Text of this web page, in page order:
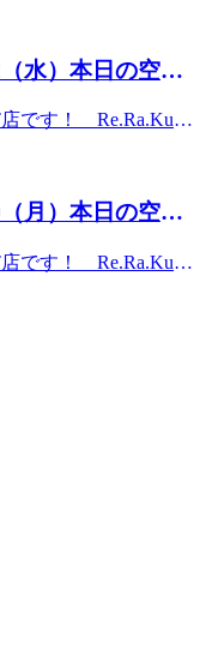
水天宮前T-CAT店
で10分無料特典プレ
な情報を配信中で
待ちしております
●・○
○・●・○ ●営業時
蔵門線“水天宮前
ナルのビル内２階。
結 東京メトロ日比
ロ東西線 茅場町駅
○・●・○・●・○ 水
↓ 友達追加登録で10
ポンなど、お得な情
です！ 登録お待ち
おります (^-^) ●・
03-6661-0252 ▽アク
ィエアターミナル改
側のシティエアター
線 水天宮前駅直結
●・○・● ・○・●・
定クーポンなど、お
● ・○・●・○・●・
い体をつくるために
空き情報はこちら◎
～1名様ご案内可能
をRe.Ra.Ku水天宮前
おります (^-^) ●・
6661-0252 ●アク
ィエアターミナル改
側のシティエアター
線 水天宮前駅直結
●・○・● ・○・●・
定クーポンなど、お
です！登録お待
● ・○・●・○・●・
水）本日の空き
店です！ Re.Ra.Kuで
い体をつくるために
空き情報はこちら◎
～2名様ご案内可能
をRe.Ra.Ku水天宮前
おります (^-^) ●・
【平日】11:30-
6661-0252 ●アク
エアターミナル改
側のシティエアター
線 水天宮前駅直結
定クーポンなど、お
です！登録お待
● ・○・●・○・●・
月）本日の空き
店です！ Re.Ra.Kuで
い体をつくるために
き情報はこちら◎
～1名様ご案内可能
にもお得なクーポン
おります (^-^) ●・
側のシティエアター
ブンイレブンの奥に
線 水天宮前駅直結
8分東京メトロ東西
●・○・● ・○・●・